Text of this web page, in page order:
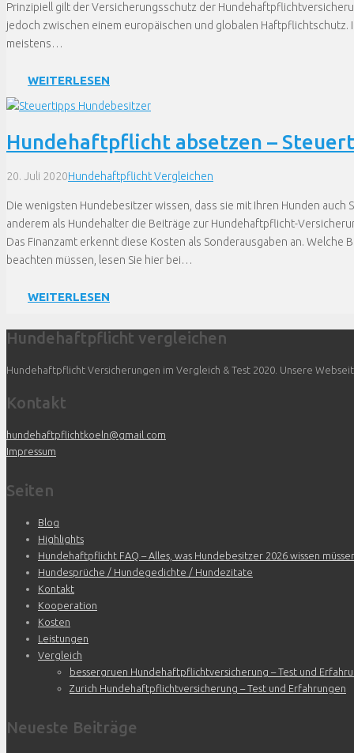
Prinzipiell gilt der Versicherungsschutz der
jedoch zwischen einem europäischen und globalen
meistens…
WEITERLESEN
Hundehaftpflicht absetzen –
20. Juli 2020Hundehaftpflicht Vergleichen
Die wenigsten Hundebesitzer wissen, dass sie mit Ihren Hunden auch
anderem als Hundehalter die Beiträge zur Hundehaftpflicht-
Das Finanzamt erkennt diese Kosten als Sonderausgaben an. Welche
beachten müssen, lesen Sie hier bei…
WEITERLESEN
Hundehaftpflicht vergleichen
Hundehaftpflicht Versicherungen im Vergleich & Test 2020. Unsere
Kontakt
hundehaftpflichtkoeln@gmail.com
Impressum
Seiten
Blog
Highlights
Hundehaftpflicht FAQ – Alles, was Hundebesitzer 2026 wissen
Hundesprüche / Hundegedichte / Hundezitate
Kontakt
Kooperation
Kosten
Leistungen
Vergleich
bessergruen Hundehaftpflichtversicherung – Test und
Zurich Hundehaftpflichtversicherung – Test und Erfahrungen
Neueste Beiträge